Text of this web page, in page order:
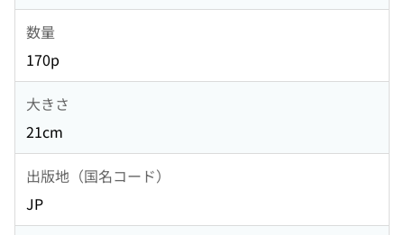
数量
170p
大きさ
21cm
出版地（国名コード）
JP